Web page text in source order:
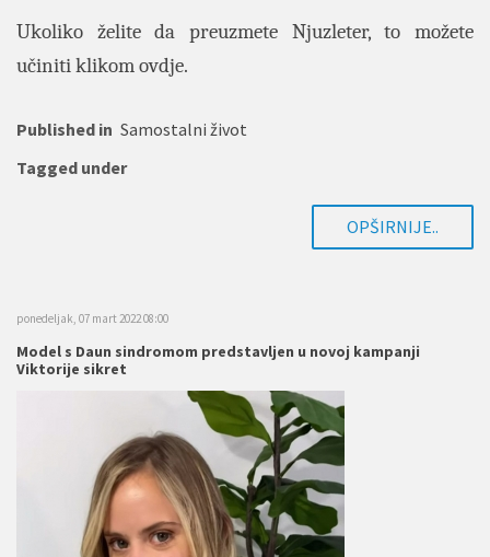
Ukoliko želite da preuzmete Njuzleter, to možete
učiniti klikomovdje.
Published in Samostalni život
Tagged under
OPŠIRNIJE..
ponedeljak, 07 mart 2022 08:00
Model s Daun sindromom predstavljen u novoj kampanji
Viktorije sikret